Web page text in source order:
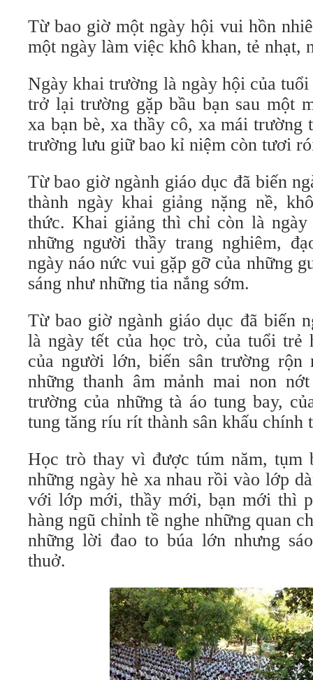
Từ bao giờ một ngày hội vui hồn
một ngày làm việc khô khan, tẻ nhạt,
Ngày khai trường là ngày hội của
trở lại trường gặp bầu bạn sau một
xa bạn bè, xa thầy cô, xa mái trường
trường lưu giữ bao kỉ niệm còn tươi
Từ bao giờ ngành giáo dục đã biến
thành ngày khai giảng nặng nề,
thức. Khai giảng thì chỉ còn là
những người thầy trang nghiêm,
ngày náo nức vui gặp gỡ của những
sáng như những tia nắng sớm.
Từ bao giờ ngành giáo dục đã biến
là ngày tết của học trò, của tuổi trẻ
của người lớn, biến sân trường
những thanh âm mảnh mai non
trường của những tà áo tung bay,
tung tăng ríu rít thành sân khấu chính
Học trò thay vì được túm năm, tụm
những ngày hè xa nhau rồi vào lớp
với lớp mới, thầy mới, bạn mới thì
hàng ngũ chỉnh tề nghe những quan
những lời đao to búa lớn nhưng
thuở.